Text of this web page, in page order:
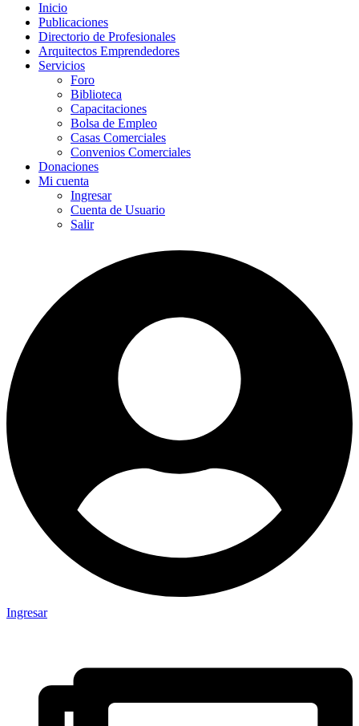
Inicio
Publicaciones
Directorio de Profesionales
Arquitectos Emprendedores
Servicios
Foro
Biblioteca
Capacitaciones
Bolsa de Empleo
Casas Comerciales
Convenios Comerciales
Donaciones
Mi cuenta
Ingresar
Cuenta de Usuario
Salir
Ingresar